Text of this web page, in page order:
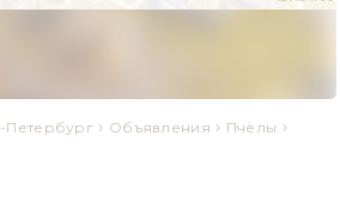
Петербург › Объявления › Пчёлы ›